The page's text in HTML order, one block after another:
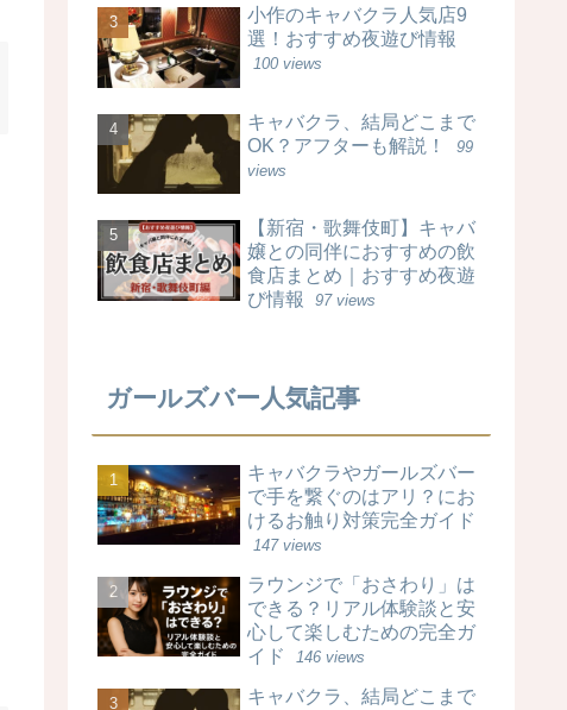
小作のキャバクラ人気店9
選！おすすめ夜遊び情報
100 views
キャバクラ、結局どこまで
OK？アフターも解説！
99
views
【新宿・歌舞伎町】キャバ
嬢との同伴におすすめの飲
食店まとめ｜おすすめ夜遊
び情報
97 views
ガールズバー人気記事
キャバクラやガールズバー
で手を繋ぐのはアリ？にお
けるお触り対策完全ガイド
147 views
ラウンジで「おさわり」は
できる？リアル体験談と安
心して楽しむための完全ガ
イド
146 views
キャバクラ、結局どこまで